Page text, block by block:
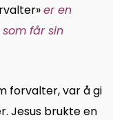
er en
får sin
forvalter, var å gi
Jesus brukte en